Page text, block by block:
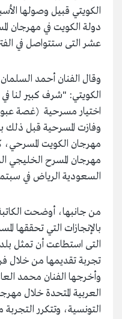
الكويتي قبيل وصولها
دولة الكويت في مهرجان
عشر التى ستتواصل في الفترة من 9 – 15
وقال الفنان أحمد
الكويتي: "شرف كبير لنا
اختيار مسرحية (غصة
وفازت المسرحية قبل
مهرجان الكويت
مهرجان المسرح الخليجي
السعودية الرياض في
من جانبها، أوضحت
بالإنجازات التي تحققها
التى استطاعت أن تمثل
تجربة تقديمها من خلال
وأخرجها الفنان محمد
العربية المتحدة خلال
التونسية، وتتكرر